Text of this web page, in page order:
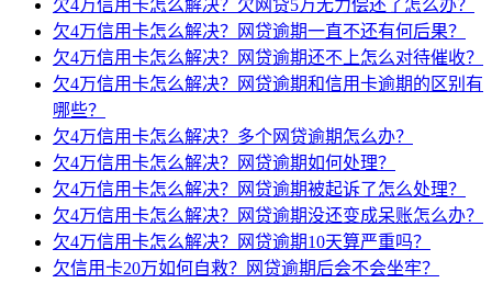
欠4万信用卡怎么解决？欠网贷5万无力偿还了怎么办？
欠4万信用卡怎么解决？网贷逾期一直不还有何后果？
欠4万信用卡怎么解决？网贷逾期还不上怎么对待催收？
欠4万信用卡怎么解决？网贷逾期和信用卡逾期的区别有
哪些？
欠4万信用卡怎么解决？多个网贷逾期怎么办？
欠4万信用卡怎么解决？网贷逾期如何处理？
欠4万信用卡怎么解决？网贷逾期被起诉了怎么处理？
欠4万信用卡怎么解决？网贷逾期没还变成呆账怎么办？
欠4万信用卡怎么解决？网贷逾期10天算严重吗？
欠信用卡20万如何自救？网贷逾期后会不会坐牢？